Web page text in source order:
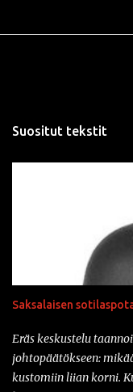
Suositut tekstit
Saksalaisen
Eräs keskustelu
johtopäätökseen:
kustomiin liian korni.